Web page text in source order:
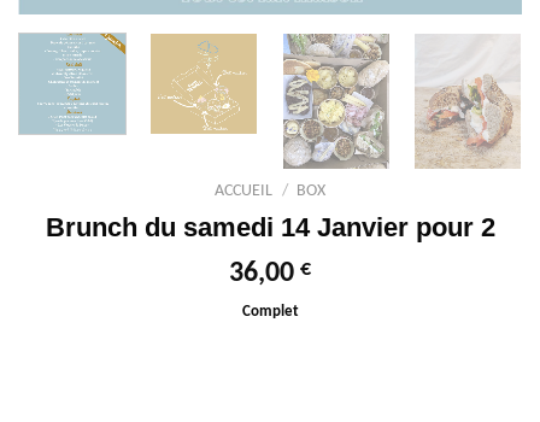
ACCUEIL / BOX
Brunch du samedi 14 Janvier pour 2
36,00 €
Complet